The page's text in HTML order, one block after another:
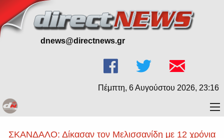
dnews@directnews.gr
Πέμπτη, 6 Αυγούστου 2026, 23:16
ΣΚΑΝΔΑΛΟ: Δίκασαν τον Μελισσανίδη με 12 χρόνια